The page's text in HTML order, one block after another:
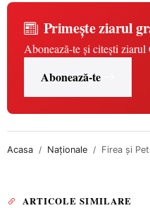
Primește ziarul
Abonează-te și citești
Abonează-te
Acasa Naționale Firea şi
ARTICOLE SIMILARE